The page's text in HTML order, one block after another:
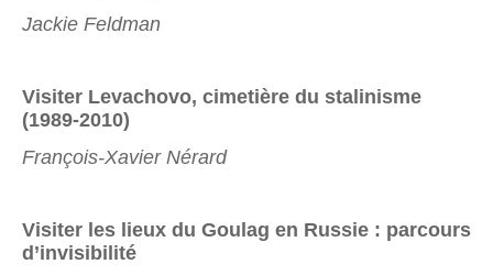
Jackie Feldman
Visiter Levachovo, cimetière du stalinisme
(1989-2010)
François-Xavier Nérard
Visiter les lieux du Goulag en Russie : parcours
d’invisibilité